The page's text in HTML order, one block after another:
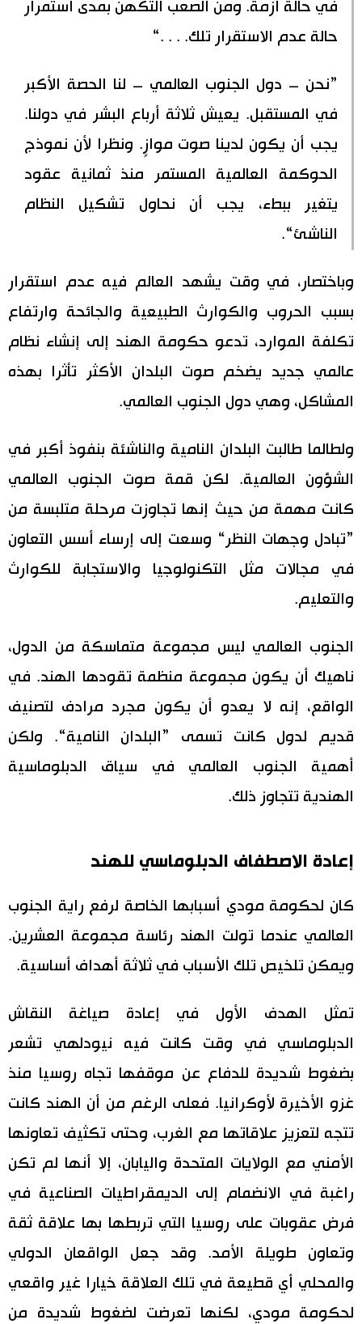
في حالة أزمة. ومن الصعب التكهن بمدى استمرار
حالة عدم الاستقرار تلك. . . .“
”نحن – دول الجنوب العالمي – لنا الحصة الأكبر
في المستقبل. يعيش ثلاثة أرباع البشر في دولنا.
يجب أن يكون لدينا صوت موازٍ. ونظرا لأن نموذج
الحوكمة العالمية المستمر منذ ثمانية عقود
يتغير ببطء، يجب أن نحاول تشكيل النظام
الناشئ“.
وباختصار، في وقت يشهد العالم فيه عدم استقرار
بسبب الحروب والكوارث الطبيعية والجائحة وارتفاع
تكلفة الموارد، تدعو حكومة الهند إلى إنشاء نظام
عالمي جديد يضخم صوت البلدان الأكثر تأثرا بهذه
المشاكل، وهي دول الجنوب العالمي.
ولطالما طالبت البلدان النامية والناشئة بنفوذ أكبر في
الشؤون العالمية. لكن قمة صوت الجنوب العالمي
كانت مهمة من حيث إنها تجاوزت مرحلة متلبسة من
”تبادل وجهات النظر“ وسعت إلى إرساء أسس التعاون
في مجالات مثل التكنولوجيا والاستجابة للكوارث
والتعليم.
الجنوب العالمي ليس مجموعة متماسكة من الدول،
ناهيك أن يكون مجموعة منظمة تقودها الهند. في
الواقع، إنه لا يعدو أن يكون مجرد مرادف لتصنيف
قديم لدول كانت تسمى ”البلدان النامية“. ولكن
أهمية الجنوب العالمي في سياق الدبلوماسية
الهندية تتجاوز ذلك.
إعادة الاصطفاف الدبلوماسي للهند
كان لحكومة مودي أسبابها الخاصة لرفع راية الجنوب
العالمي عندما تولت الهند رئاسة مجموعة العشرين.
ويمكن تلخيص تلك الأسباب في ثلاثة أهداف أساسية.
تمثل الهدف الأول في إعادة صياغة النقاش
الدبلوماسي في وقت كانت فيه نيودلهي تشعر
بضغوط شديدة للدفاع عن موقفها تجاه روسيا منذ
غزو الأخيرة لأوكرانيا. فعلى الرغم من أن الهند كانت
تتجه لتعزيز علاقاتها مع الغرب، وحتى تكثيف تعاونها
الأمني مع الولايات المتحدة واليابان، إلا أنها لم تكن
راغبة في الانضمام إلى الديمقراطيات الصناعية في
فرض عقوبات على روسيا التي تربطها بها علاقة ثقة
وتعاون طويلة الأمد. وقد جعل الواقعان الدولي
والمحلي أي قطيعة في تلك العلاقة خيارا غير واقعي
لحكومة مودي، لكنها تعرضت لضغوط شديدة من